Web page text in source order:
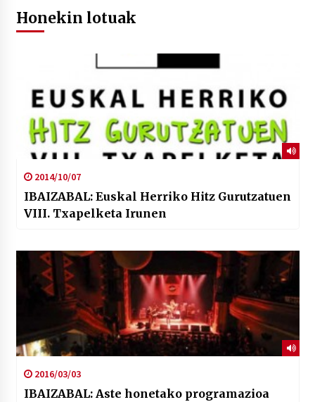
Honekin lotuak
2014/10/07
IBAIZABAL: Euskal Herriko Hitz Gurutzatuen
VIII. Txapelketa Irunen
2016/03/03
IBAIZABAL: Aste honetako programazioa